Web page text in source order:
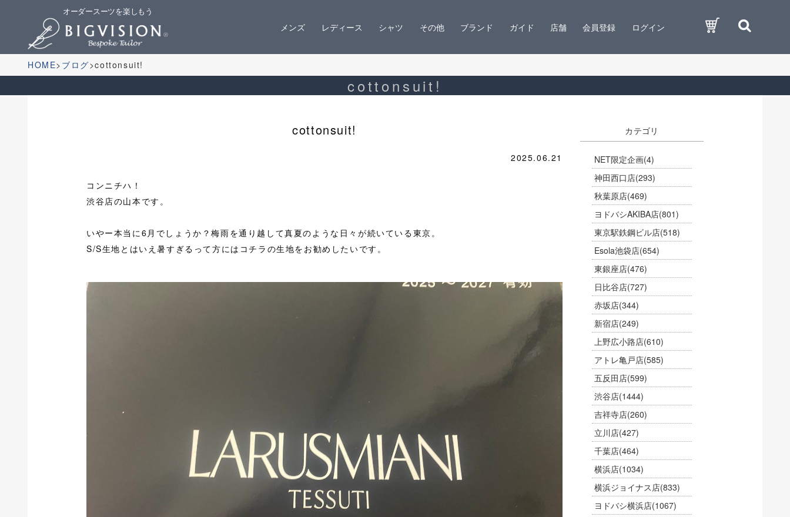
オーダースーツを楽しもう
メンズ レディース シャツ その他 ブランド ガイド 店舗 会員登録 ログイン
HOME ブログ cottonsuit!
cottonsuit!
cottonsuit!
2025.06.21
コンニチハ！
渋谷店の山本です。
いやー本当に6月でしょうか？梅雨を通り越して真夏のような日々が続いている東京。
S/S生地とはいえ暑すぎるって方にはコチラの生地をお勧めしたいです。
カテゴリ
NET限定企画(4)
神田西口店(293)
秋葉原店(469)
ヨドバシAKIBA店(801)
東京駅鉄鋼ビル店(518)
Esola池袋店(654)
東銀座店(476)
日比谷店(727)
赤坂店(344)
新宿店(249)
上野広小路店(610)
アトレ亀戸店(585)
五反田店(599)
渋谷店(1444)
吉祥寺店(260)
立川店(427)
千葉店(464)
横浜店(1034)
横浜ジョイナス店(833)
ヨドバシ横浜店(1067)